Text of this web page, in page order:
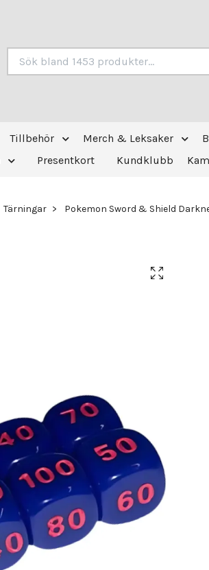
Tillbehör Merch & Leksaker
Presentkort Kundklubb
Tärningar Pokemon Sword & Shield